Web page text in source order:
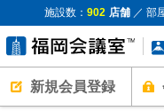
施設数： 902 店舗／ 部
新規会員登録